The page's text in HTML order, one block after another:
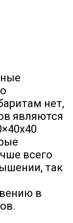
нет,
являются
всего
так
в